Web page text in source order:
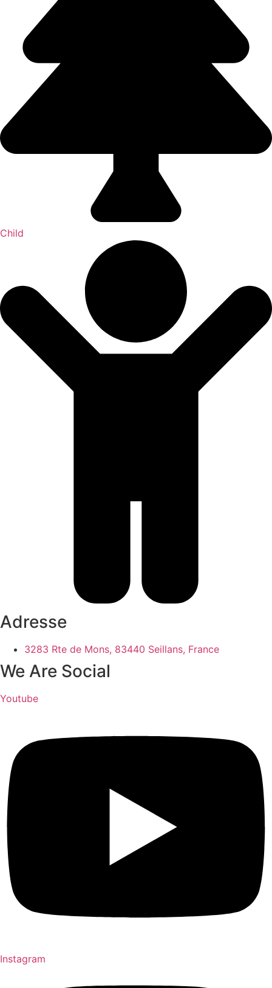
Child
Adresse
3283 Rte de Mons, 83440 Seillans, France
We Are Social
Youtube
Instagram